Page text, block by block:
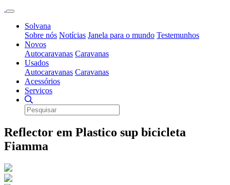
Solvana
Sobre nós Notícias Janela para o mundo Testemunhos
Novos
Autocaravanas Caravanas
Usados
Autocaravanas Caravanas
Acessórios
Serviços
Reflector em Plastico sup bicicleta
Fiamma